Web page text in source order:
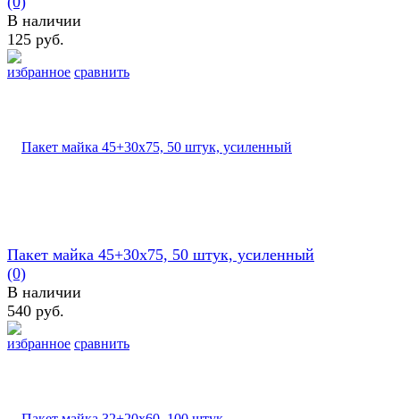
избранное сравнить
В наличии
125 руб.
избранное сравнить
Пакет майка 45+30х75, 50 штук, усиленный
(0)
В наличии
540 руб.